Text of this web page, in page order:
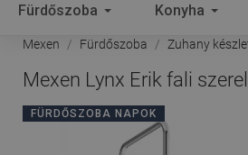
Fürdőszoba Konyha
Mexen Fürdőszoba Zuhany
Mexen Lynx Erik fali
FÜRDŐSZOBA NAPOK